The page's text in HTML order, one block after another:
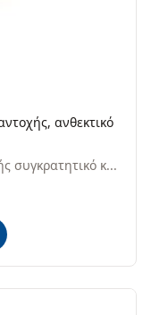
ανθεκτικό
συγκρατητικό κ...